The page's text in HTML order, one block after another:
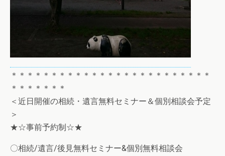
＊＊＊＊＊＊＊＊＊＊＊＊＊＊＊＊＊＊＊＊＊＊＊＊＊
＊＊＊＊＊＊＊
＜近日開催の相続・遺言無料セミナー＆個別相談会予定
＞
★☆事前予約制☆★
〇相続/遺言/後見無料セミナー&個別無料相談会